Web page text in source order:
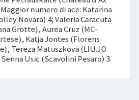
numero di ace: Katarina
Novara) 4; Valeria Caracuta
Grotte), Aurea Cruz (MC-
Katja Jontes (Florens
Tereza Matuszkova (LIU.JO
Usic (Scavolini Pesaro) 3.